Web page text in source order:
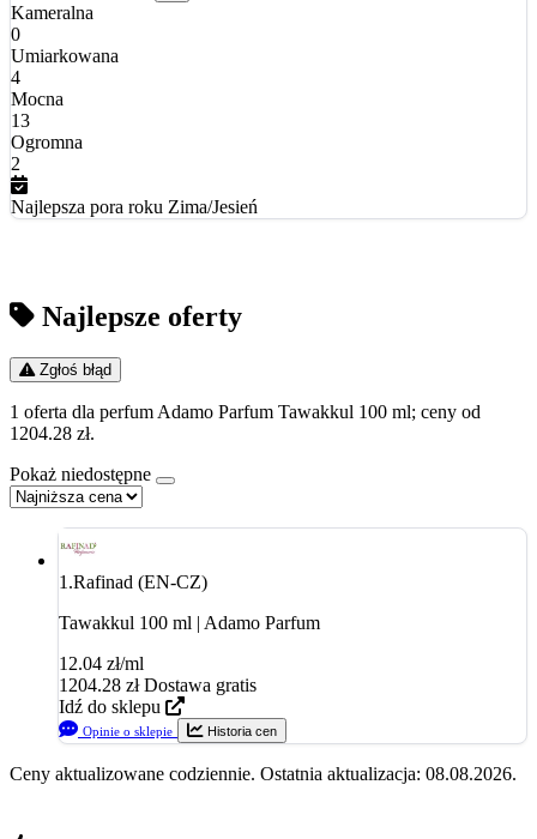
Kameralna
0
Umiarkowana
4
Mocna
13
Ogromna
2
Najlepsza pora roku Zima/Jesień
Najlepsze oferty
Zgłoś błąd
1 oferta dla perfum Adamo Parfum Tawakkul 100 ml; ceny od
1204.28 zł.
Pokaż niedostępne
1.Rafinad (EN-CZ)
Tawakkul 100 ml | Adamo Parfum
12.04 zł/ml
1204.28 zł Dostawa gratis
Idź do sklepu
Opinie o sklepie Historia cen
Ceny aktualizowane codziennie. Ostatnia aktualizacja: 08.08.2026.